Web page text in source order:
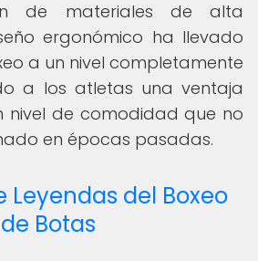
de materiales de alta
ergonómico ha llevado
a un nivel completamente
a los atletas una ventaja
nivel de comodidad que no
en épocas pasadas.
Leyendas del Boxeo
Botas